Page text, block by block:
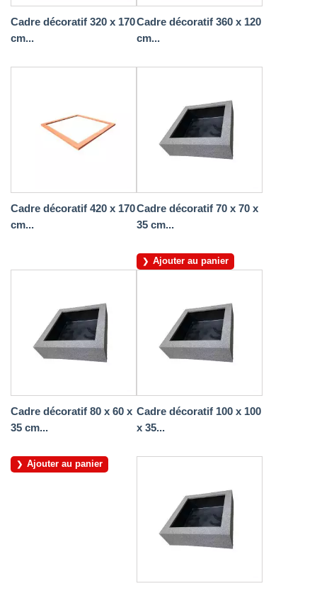
Cadre décoratif 320 x 170
cm...
Cadre décoratif 360 x 120
cm...
Cadre décoratif 420 x 170
cm...
Cadre décoratif 70 x 70 x
35 cm...
Ajouter au panier
Cadre décoratif 80 x 60 x
35 cm...
Ajouter au panier
Cadre décoratif 100 x 100
x 35...